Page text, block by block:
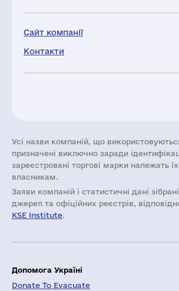
Сайт компанії
Контакти
Усі назви компаній, що
призначені виключно заради
зареєстровані торгові марки належать
власникам.
Заяви компаній i статистичні дані
джерел та офіційних реєстрів,
KSE Institute.
Допомога Україні
Donate To Evacuate